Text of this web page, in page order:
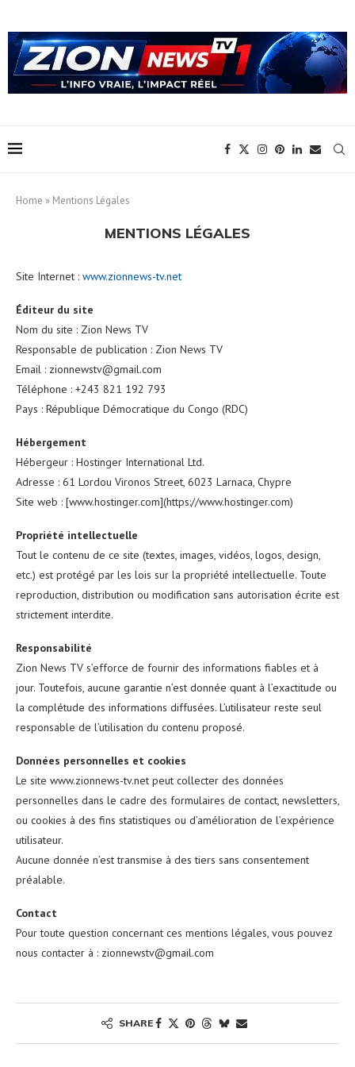
Home » Mentions Légales
MENTIONS LÉGALES
Site Internet : www.zionnews-tv.net
Éditeur du site
Nom du site : Zion News TV
Responsable de publication : Zion News TV
Email : zionnewstv@gmail.com
Téléphone : +243 821 192 793
Pays : République Démocratique du Congo (RDC)
Hébergement
Hébergeur : Hostinger International Ltd.
Adresse : 61 Lordou Vironos Street, 6023 Larnaca, Chypre
Site web : [www.hostinger.com](https://www.hostinger.com)
Propriété intellectuelle
Tout le contenu de ce site (textes, images, vidéos, logos, design,
etc.) est protégé par les lois sur la propriété intellectuelle. Toute
reproduction, distribution ou modification sans autorisation écrite est
strictement interdite.
Responsabilité
Zion News TV s’efforce de fournir des informations fiables et à
jour. Toutefois, aucune garantie n’est donnée quant à l’exactitude ou
la complétude des informations diffusées. L’utilisateur reste seul
responsable de l’utilisation du contenu proposé.
Données personnelles et cookies
Le site www.zionnews-tv.net peut collecter des données
personnelles dans le cadre des formulaires de contact, newsletters,
ou cookies à des fins statistiques ou d’amélioration de l’expérience
utilisateur.
Aucune donnée n’est transmise à des tiers sans consentement
préalable.
Contact
Pour toute question concernant ces mentions légales, vous pouvez
nous contacter à : zionnewstv@gmail.com
SHARE